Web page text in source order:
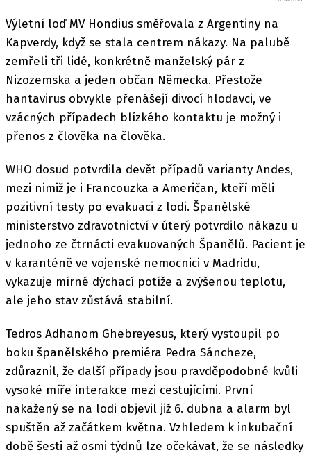
Výletní loď MV Hondius směřovala z Argentiny na
Kapverdy, když se stala centrem nákazy. Na palubě
zemřeli tři lidé, konkrétně manželský pár z
Nizozemska a jeden občan Německa. Přestože
hantavirus obvykle přenášejí divocí hlodavci, ve
vzácných případech blízkého kontaktu je možný i
přenos z člověka na člověka.
WHO dosud potvrdila devět případů varianty Andes,
mezi nimiž je i Francouzka a Američan, kteří měli
pozitivní testy po evakuaci z lodi. Španělské
ministerstvo zdravotnictví v úterý potvrdilo nákazu u
jednoho ze čtrnácti evakuovaných Španělů. Pacient je
v karanténě ve vojenské nemocnici v Madridu,
vykazuje mírné dýchací potíže a zvýšenou teplotu,
ale jeho stav zůstává stabilní.
Tedros Adhanom Ghebreyesus, který vystoupil po
boku španělského premiéra Pedra Sáncheze,
zdůraznil, že další případy jsou pravděpodobné kvůli
vysoké míře interakce mezi cestujícími. První
nakažený se na lodi objevil již 6. dubna a alarm byl
spuštěn až začátkem května. Vzhledem k inkubační
době šesti až osmi týdnů lze očekávat, že se následky